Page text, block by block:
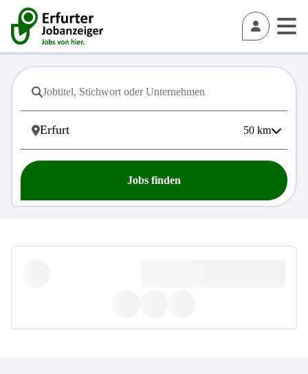
50 km
Jobs finden